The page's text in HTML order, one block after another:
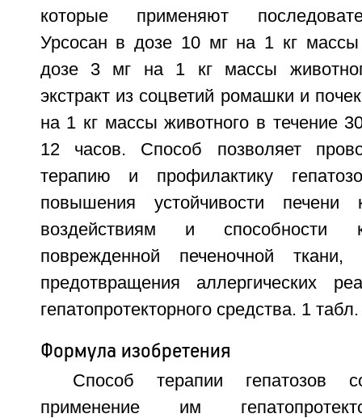
которые применяют
Урсосан в дозе 10 мг на 1 кг массы
дозе 3 мг на 1 кг массы
экстракт из соцветий ромашки и
на 1 кг массы животного в течение
12 часов. Способ позволяет
терапию и профилактику
повышения устойчивости печени
воздействиям и способности
поврежденной печеночной
предотвращения аллергических
гепатопротекторного средства. 1 табл.
Формула изобретения
Способ терапии гепатозов
применение им